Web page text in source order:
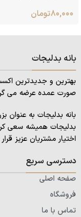
۸۰,۰۰۰تومان
بانه بدلیجات
بهترین و جدیدترین
صورت عمده عرضه می
بانه بدلیجات به عنوان
بدلیجات همیشه سعی
اختیار مشتریان عزیز
دسترسی سریع
صفحه اصلی
فروشگاه
تماس با ما